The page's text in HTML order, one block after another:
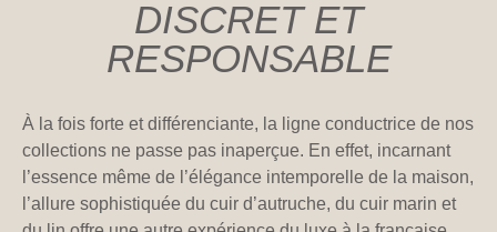
DISCRET ET
RESPONSABLE
À la fois forte et différenciante, la ligne conductrice de nos
collections ne passe pas inaperçue. En effet, incarnant
l’essence même de l’élégance intemporelle de la maison,
l’allure sophistiquée du cuir d’autruche, du cuir marin et